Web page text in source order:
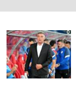
0